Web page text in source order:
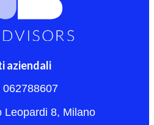
aziendali
062788607
Leopardi 8, Milano